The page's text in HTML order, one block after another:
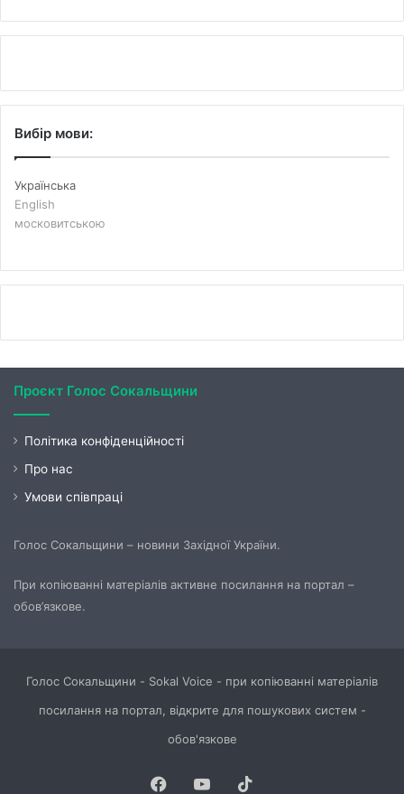
Вибір мови:
Українська
English
московитською
Проєкт Голос Сокальщини
Політика конфіденційності
Про нас
Умови співпраці
Голос Сокальщини – новини Західної України.
При копіюванні матеріалів активне посилання на портал –
обов’язкове.
Голос Сокальщини - Sokal Voice - при копіюванні матеріалів
посилання на портал, відкрите для пошукових систем -
обов'язкове
Facebook
YouTube